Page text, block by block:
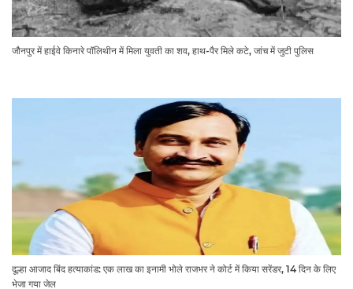
जौनपुर में हाईवे किनारे पॉलिथीन में मिला युवती का शव, हाथ-पैर मिले कटे, जांच में जुटी पुलिस
दूल्हा आजाद बिंद हत्याकांड: एक लाख का इनामी भोले राजभर ने कोर्ट में किया सरेंडर, 14 दिन के लिए
भेजा गया जेल